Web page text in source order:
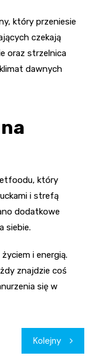
który przeniesie
czekają
oraz strzelnica
dawnych
który
i strefą
dodatkowe
siebie.
i energią.
znajdzie coś
się w
Kolejny